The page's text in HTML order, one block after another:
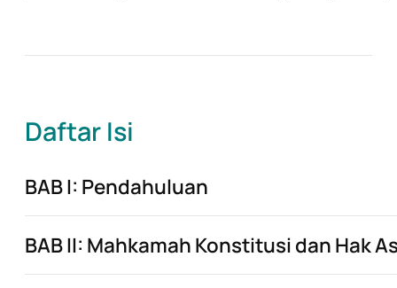
Daftar Isi
BAB I: Pendahuluan
BAB II: Mahkamah Konstitusi dan Hak